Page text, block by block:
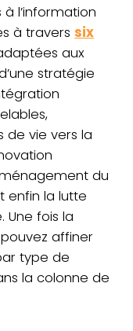
l’information
à traverssix
aux
stratégie
de vie vers la
du
enfin la lutte
fois la
affiner
type de
la colonne de